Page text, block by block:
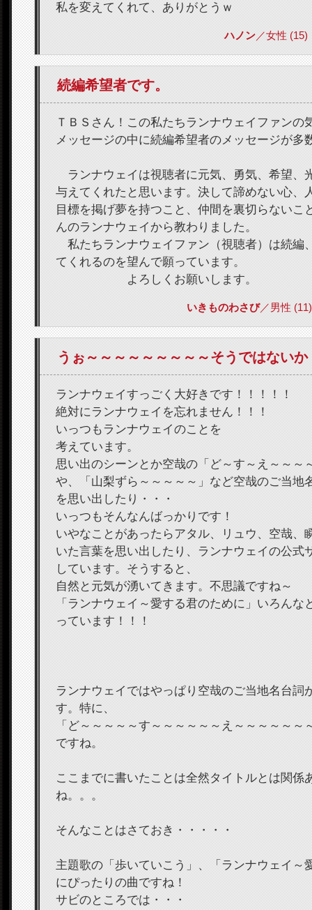
私を変えてくれて、ありがとうｗ
ハノン／女性
続編希望者です。
ＴＢＳさん！この私たちランナウェイファンの
メッセージの中に続編希望者のメッセージが多
ランナウェイは視聴者に元気、勇気、希望、
与えてくれたと思います。決して諦めない心、
目標を掲げ夢を持つこと、仲間を裏切らないこ
んのランナウェイから教わりました。
私たちランナウェイファン（視聴者）は続編
てくれるのを望んで願っています。
よろしくお願いします。
いきものわさび／男性
うぉ～～～～～～～～～そうではないか
ランナウェイすっごく大好きです！！！！！
絶対にランナウェイを忘れません！！！
いっつもランナウェイのことを
考えています。
思い出のシーンとか空哉の「ど～す～え～～～
や、「山梨ずら～～～～～」など空哉のご当地
を思い出したり・・・
いっつもそんなんばっかりです！
いやなことがあったらアタル、リュウ、空哉、
いた言葉を思い出したり、ランナウェイの公式
しています。そうすると、
自然と元気が湧いてきます。不思議ですね～
「ランナウェイ～愛する君のために」いろんな
っています！！！
ランナウェイではやっぱり空哉のご当地名台詞
す。特に、
「ど～～～～～す～～～～～～え～～～～～～
ですね。
ここまでに書いたことは全然タイトルとは関係
ね。。。
そんなことはさておき・・・・・
主題歌の「歩いていこう」、「ランナウェイ～
にぴったりの曲ですね！
サビのところでは・・・